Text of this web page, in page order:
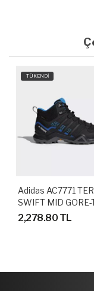
TÜKENDİ
Adidas AC7771
SWIFT MID GORE-
GEÇİRMEZ
AYAKKABI
2,278.80 TL